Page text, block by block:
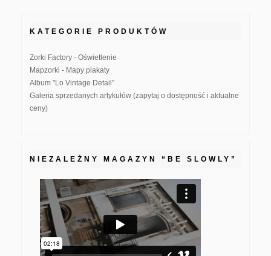
KATEGORIE PRODUKTÓW
Zorki Factory - Oświetlenie
Mapzorki - Mapy plakaty
Album "Lo Vintage Detail"
Galeria sprzedanych artykułów (zapytaj o dostępność i aktualne
ceny)
NIEZALEŻNY MAGAZYN “BE SLOWLY”